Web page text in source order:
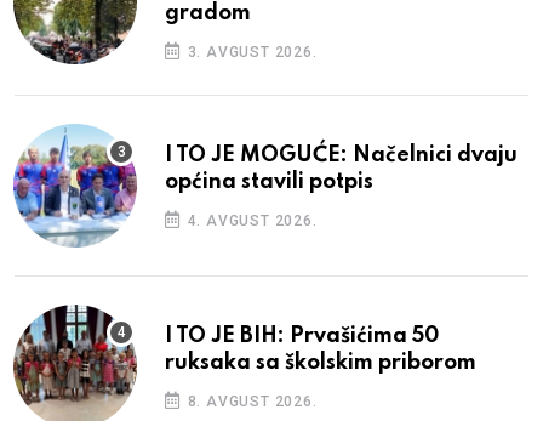
gradom
3. AVGUST 2026.
I TO JE MOGUĆE: Načelnici dvaju
općina stavili potpis
4. AVGUST 2026.
I TO JE BIH: Prvašićima 50
ruksaka sa školskim priborom
8. AVGUST 2026.